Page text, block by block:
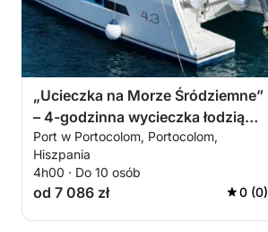
„Ucieczka na Morze Śródziemne”
– 4-godzinna wycieczka łodzią
motorową
Port w Portocolom, Portocolom,
Hiszpania
4h00 · Do 10 osób
od 7 086 zł 0 (0)